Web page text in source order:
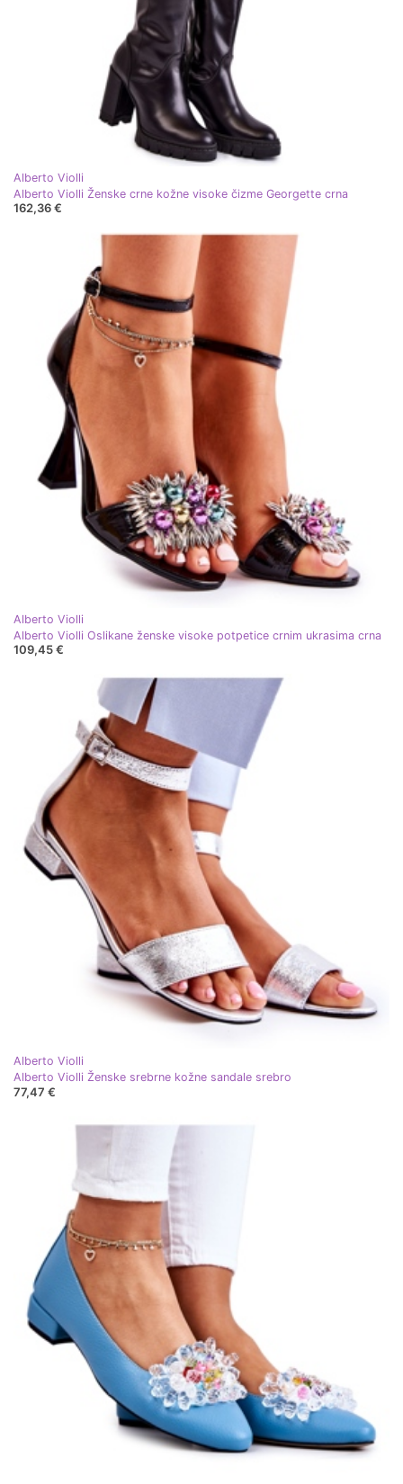
Alberto Violli
Alberto Violli Ženske crne kožne visoke čizme Georgette crna
162,36 €
Alberto Violli
Alberto Violli Oslikane ženske visoke potpetice crnim ukrasima crna
109,45 €
Alberto Violli
Alberto Violli Ženske srebrne kožne sandale srebro
77,47 €